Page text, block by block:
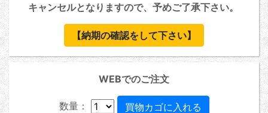
キャンセルとなりますので、予めご了承下さい。
【納期の確認をして下さい】
WEBでのご注文
数量：